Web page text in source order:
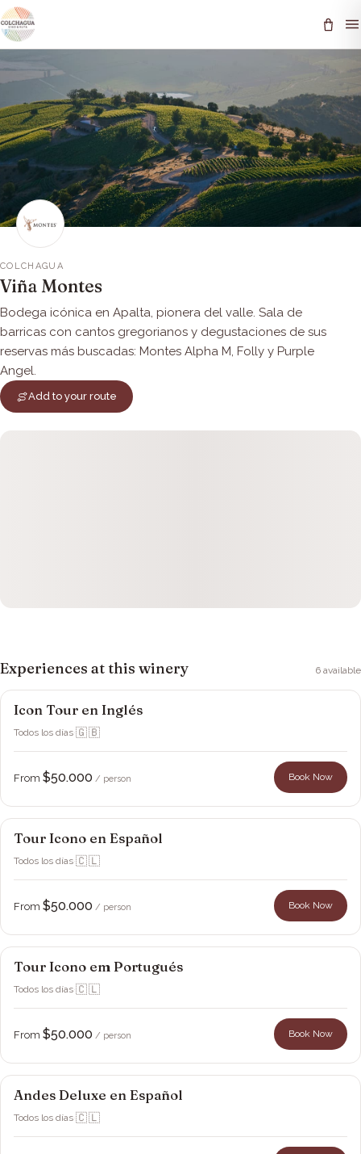
COLCHAGUA
Viña Montes
Bodega icónica en Apalta, pionera del valle. Sala de
barricas con cantos gregorianos y degustaciones de sus
reservas más buscadas: Montes Alpha M, Folly y Purple
Angel.
Add to your route
Experiences at this winery 6 available
Viña Montes
Icon Tour en Inglés
Todos los días·🇬🇧
From $50.000 / person Book Now
Viña Montes
Tour Icono en Español
Todos los días·🇨🇱
From $50.000 / person Book Now
Viña Montes
Tour Icono em Portugués
Todos los días·🇨🇱
From $50.000 / person Book Now
Viña Montes
Andes Deluxe en Español
Todos los días·🇨🇱